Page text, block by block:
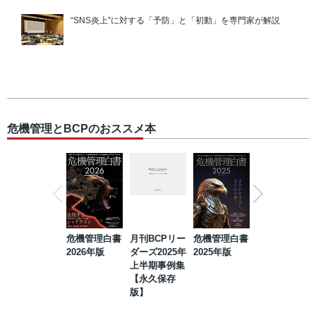
“SNS炎上”に対する「予防」と「初動」を専門家が解説
危機管理とBCPのおススメ本
危機管理白書
2026年版
月刊BCPリー
ダーズ2025年
上半期事例集
【永久保存
版】
危機管理白書
2025年版